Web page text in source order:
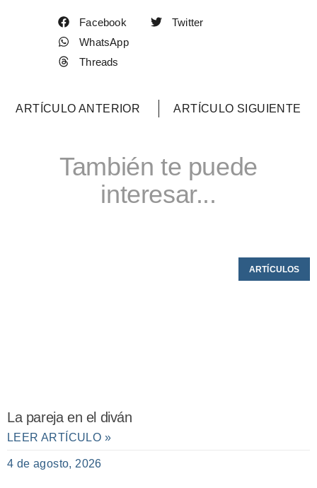
Facebook
Twitter
WhatsApp
Threads
ARTÍCULO ANTERIOR ARTÍCULO SIGUIENTE
También te puede
interesar...
ARTÍCULOS
La pareja en el diván
LEER ARTÍCULO »
4 de agosto, 2026